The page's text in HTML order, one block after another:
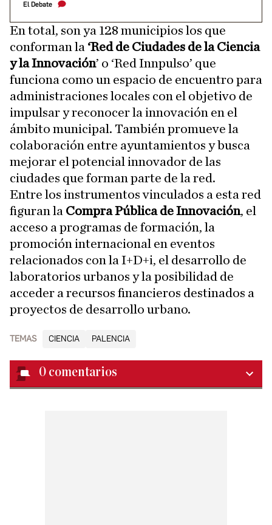
El Debate
En total, son ya 128 municipios los que
conforman la ‘Red de Ciudades de la Ciencia
y la Innovación’ o ‘Red Innpulso’ que
funciona como un espacio de encuentro para
administraciones locales con el objetivo de
impulsar y reconocer la innovación en el
ámbito municipal. También promueve la
colaboración entre ayuntamientos y busca
mejorar el potencial innovador de las
ciudades que forman parte de la red.
Entre los instrumentos vinculados a esta red
figuran la Compra Pública de Innovación, el
acceso a programas de formación, la
promoción internacional en eventos
relacionados con la I+D+i, el desarrollo de
laboratorios urbanos y la posibilidad de
acceder a recursos financieros destinados a
proyectos de desarrollo urbano.
TEMAS CIENCIA PALENCIA
0 comentarios